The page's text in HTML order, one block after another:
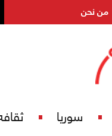
من نحن
سوريا